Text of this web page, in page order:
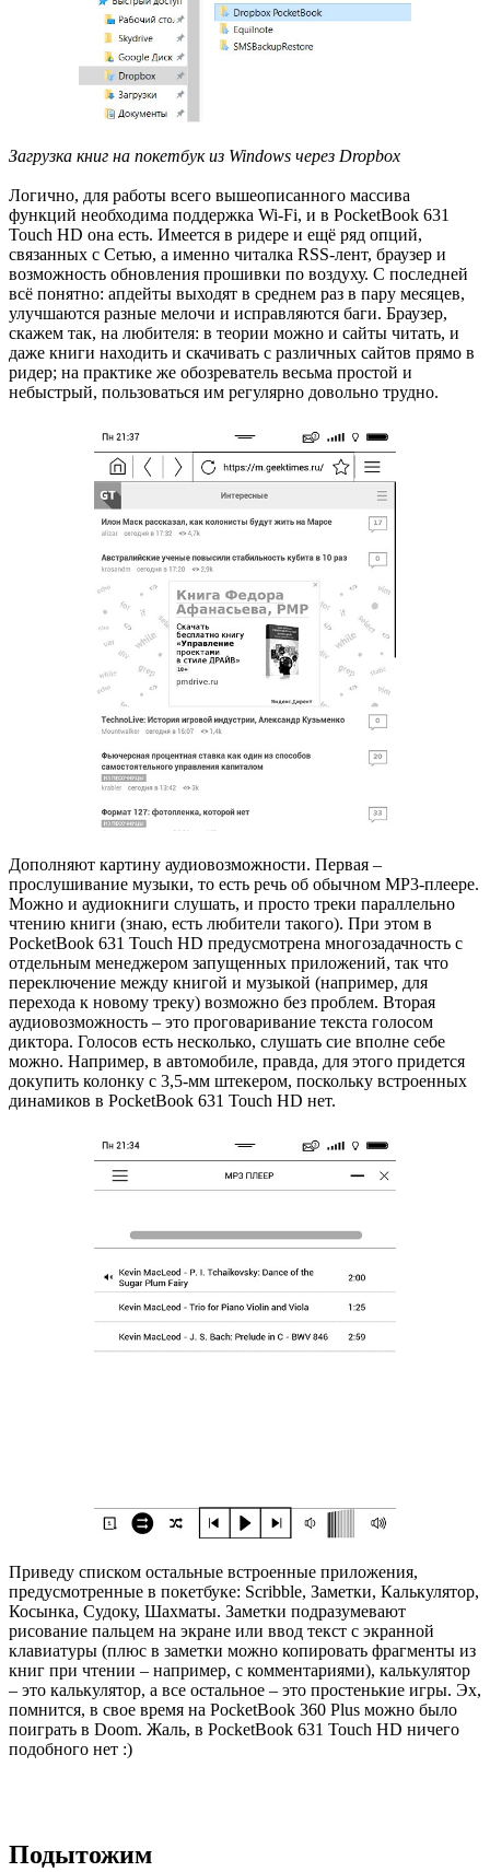
Загрузка книг на покетбук из Windows через Dropbox
Логично, для работы всего вышеописанного массива
функций необходима поддержка Wi-Fi, и в PocketBook 631
Touch HD она есть. Имеется в ридере и ещё ряд опций,
связанных с Сетью, а именно читалка RSS-лент, браузер и
возможность обновления прошивки по воздуху. С последней
всё понятно: апдейты выходят в среднем раз в пару месяцев,
улучшаются разные мелочи и исправляются баги. Браузер,
скажем так, на любителя: в теории можно и сайты читать, и
даже книги находить и скачивать с различных сайтов прямо в
ридер; на практике же обозреватель весьма простой и
небыстрый, пользоваться им регулярно довольно трудно.
Дополняют картину аудиовозможности. Первая –
прослушивание музыки, то есть речь об обычном MP3-плеере.
Можно и аудиокниги слушать, и просто треки параллельно
чтению книги (знаю, есть любители такого). При этом в
PocketBook 631 Touch HD предусмотрена многозадачность с
отдельным менеджером запущенных приложений, так что
переключение между книгой и музыкой (например, для
перехода к новому треку) возможно без проблем. Вторая
аудиовозможность – это проговаривание текста голосом
диктора. Голосов есть несколько, слушать сие вполне себе
можно. Например, в автомобиле, правда, для этого придется
докупить колонку с 3,5-мм штекером, поскольку встроенных
динамиков в PocketBook 631 Touch HD нет.
Приведу списком остальные встроенные приложения,
предусмотренные в покетбуке: Scribble, Заметки, Калькулятор,
Косынка, Судоку, Шахматы. Заметки подразумевают
рисование пальцем на экране или ввод текст с экранной
клавиатуры (плюс в заметки можно копировать фрагменты из
книг при чтении – например, с комментариями), калькулятор
– это калькулятор, а все остальное – это простенькие игры. Эх,
помнится, в свое время на PocketBook 360 Plus можно было
поиграть в Doom. Жаль, в PocketBook 631 Touch HD ничего
подобного нет :)
Подытожим